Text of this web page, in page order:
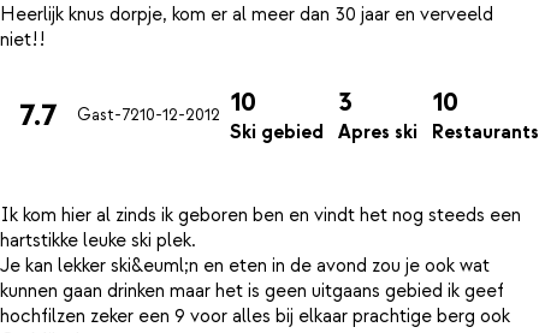
Heerlijk knus dorpje, kom er al meer dan 30 jaar en verveeld
7.7 Gast-7210-12-2012 10
Ski gebied
3
Apres ski
10
Restaurants
Ik kom hier al zinds ik geboren ben en vindt het nog steeds een
hartstikke leuke ski plek.
Je kan lekker ski&euml;n en eten in de avond zou je ook wat
kunnen gaan drinken maar het is geen uitgaans gebied ik geef
hochfilzen zeker een 9 voor alles bij elkaar prachtige berg ook